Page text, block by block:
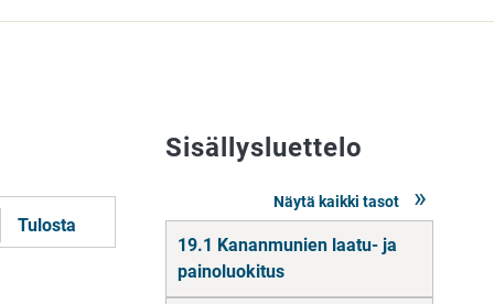
Tulosta
Sisällysluettelo
Näytä kaikki tasot
Siirry
suoraan
sisältöön
19.1 Kananmunien laatu- ja
painoluokitus